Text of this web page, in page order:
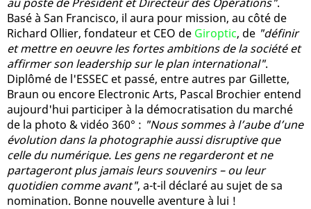
Basé à San Francisco, il aura pour mission, au côté de
Richard Ollier, fondateur et CEO de Giroptic, de "définir
et mettre en oeuvre les fortes ambitions de la société et
affirmer son leadership sur le plan international".
Diplômé de l'ESSEC et passé, entre autres par Gillette,
Braun ou encore Electronic Arts, Pascal Brochier entend
aujourd'hui participer à la démocratisation du marché
de la photo & vidéo 360° : "Nous sommes à l’aube d’une
évolution dans la photographie aussi disruptive que
celle du numérique. Les gens ne regarderont et ne
partageront plus jamais leurs souvenirs – ou leur
quotidien comme avant", a-t-il déclaré au sujet de sa
nomination. Bonne nouvelle aventure à lui !